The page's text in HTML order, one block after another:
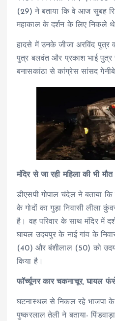
(29) ने बताया कि वे आज सुबह
महाकाल के दर्शन के लिए निकले
हादसे में उनके जीजा अरविंद पुत्र
पुत्र बलवंत और प्रकाश भाई पुत्र
बनासकांठा से कांग्रेस सांसद
मंदिर से जा रही महिला की भी मौत
डीएसपी गोपाल चंदेल ने बताया
के गोदों का गुड़ा निवासी लीला
है। वह परिवार के साथ मंदिर में
घायल उदयपुर के नाई गांव के
(40) और बंशीलाल (50) को
किया है।
फॉर्च्यूनर कार चकनाचूर, घायल
घटनास्थल से निकल रहे भाजपा के
पुष्करलाल तेली ने बताया-